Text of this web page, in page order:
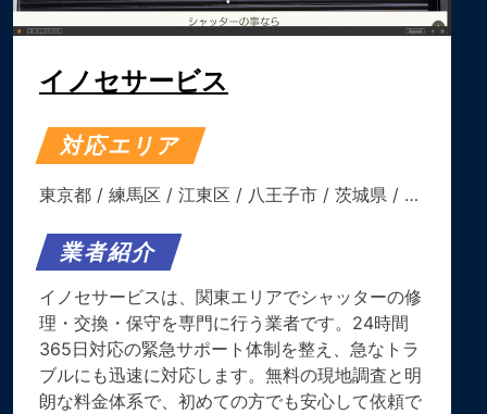
イノセサービス
対応エリア
東京都 / 練馬区 / 江東区 / 八王子市 / 茨城県 / …
業者紹介
イノセサービスは、関東エリアでシャッターの修
理・交換・保守を専門に行う業者です。​24時間
365日対応の緊急サポート体制を整え、急なトラ
ブルにも迅速に対応します。​無料の現地調査と明
朗な料金体系で、初めての方でも安心して依頼で